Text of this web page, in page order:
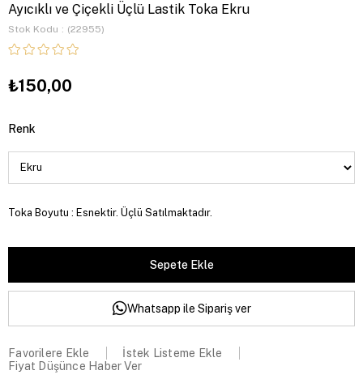
Ayıcıklı ve Çiçekli Üçlü Lastik Toka Ekru
Stok Kodu (22955)
₺150,00
Renk
Toka Boyutu : Esnektir. Üçlü Satılmaktadır.
Whatsapp ile Sipariş ver
Favorilere Ekle
İstek Listeme Ekle
Fiyat Düşünce Haber Ver